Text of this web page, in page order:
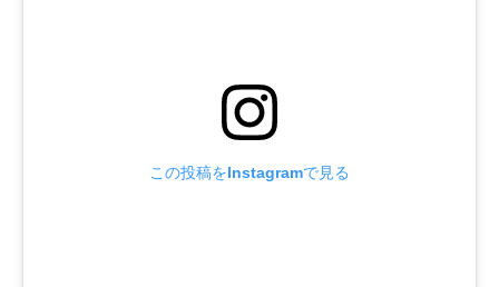
この投稿をInstagramで見る